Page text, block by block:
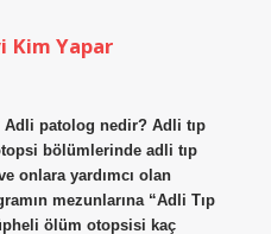
Kim Yapar
patolog nedir? Adli tıp
bölümlerinde adli tıp
onlara yardımcı olan
mezunlarına “Adli Tıp
ölüm otopsisi kaç